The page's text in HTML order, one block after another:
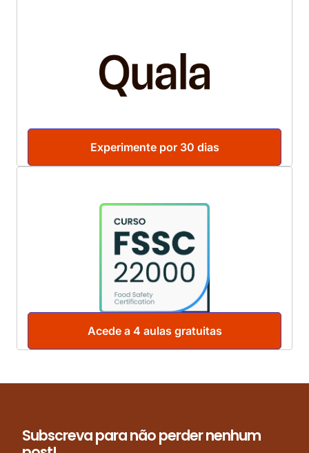
Experimente por 30 dias
Acede a 4 aulas gratuitas
Subscreva para não perder nenhum